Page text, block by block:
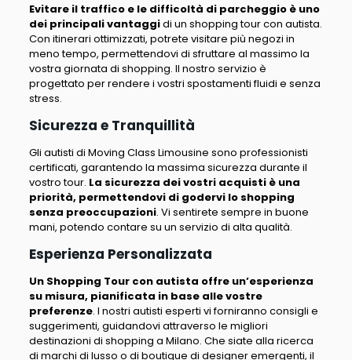
Evitare il traffico e le difficoltà di parcheggio è uno
dei principali vantaggidi un shopping tour con autista.
Con itinerari ottimizzati, potrete visitare più negozi in
meno tempo, permettendovi di sfruttare al massimo la
vostra giornata di shopping. Il nostro servizio è
progettato per rendere i vostri spostamenti fluidi e senza
stress.
Sicurezza e Tranquillità
Gli autisti di Moving Class Limousine sono professionisti
certificati, garantendo la massima sicurezza durante il
vostro tour. La sicurezza dei vostri acquisti è una
priorità, permettendovi di godervi lo shopping
senza preoccupazioni. Vi sentirete sempre in buone
mani, potendo contare su un servizio di alta qualità.
Esperienza Personalizzata
Un Shopping Tour con autista offre un’esperienza
su misura, pianificata in base alle vostre
preferenze. I nostri autisti esperti vi forniranno consigli e
suggerimenti, guidandovi attraverso le migliori
destinazioni di shopping a Milano. Che siate alla ricerca
di marchi di lusso o di boutique di designer emergenti, il